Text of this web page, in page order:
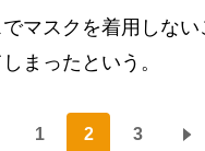
マスクを着用しな
まったという。
1 2 3